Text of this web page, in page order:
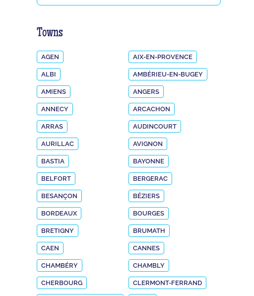
Towns
AGEN AIX-EN-PROVENCE
ALBI AMBÉRIEU-EN-BUGEY
AMIENS ANGERS
ANNECY ARCACHON
ARRAS AUDINCOURT
AURILLAC AVIGNON
BASTIA BAYONNE
BELFORT BERGERAC
BESANÇON BÉZIERS
BORDEAUX BOURGES
BRETIGNY BRUMATH
CAEN CANNES
CHAMBÉRY CHAMBLY
CHERBOURG CLERMONT-FERRAND